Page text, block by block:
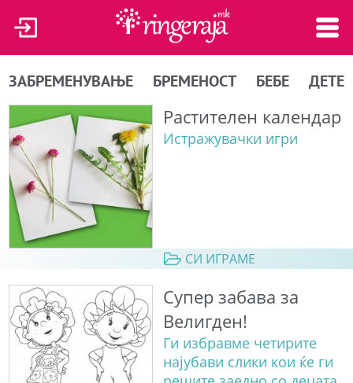
ЗАБРЕМЕНУВАЊЕ БРЕМЕНОСТ БЕБЕ ДЕТЕ
Растителен календар
Истражувачки игри
СИ ИГРАМЕ
Супер забава за
Велигден!
Ги избравме четирите
најубави слики кои ќе ги